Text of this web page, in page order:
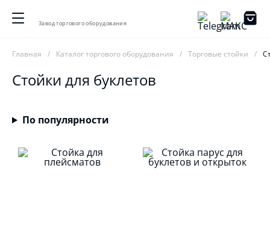
Завод торгового оборудования
Главная Каталог торгового оборудования Торговые стойки
Стойки для буклетов
По популярности